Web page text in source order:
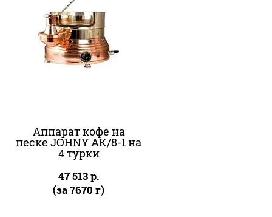
Аппарат кофе на
песке JOHNY AK/8-1 на
4 турки
47 513р.
(за 7670 г)